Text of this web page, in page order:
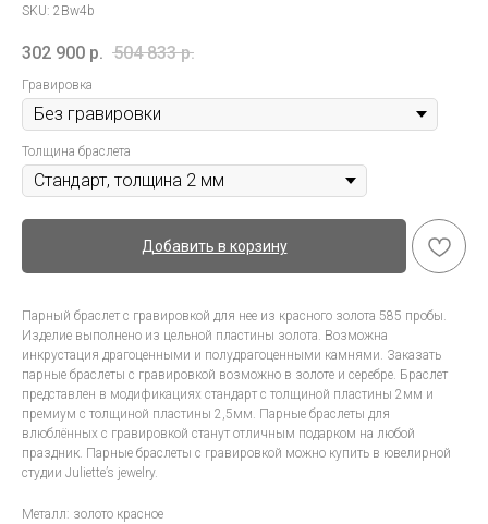
SKU: 2Bw4b
302 900 р. 504 833 р.
Гравировка
Толщина браслета
Добавить в корзину
Парный браслет с гравировкой для нее из красного золота 585 пробы.
Изделие выполнено из цельной пластины золота. Возможна
инкрустация драгоценными и полудрагоценными камнями. Заказать
парные браслеты с гравировкой возможно в золоте и серебре. Браслет
представлен в модификациях стандарт с толщиной пластины 2мм и
премиум с толщиной пластины 2,5мм. Парные браслеты для
влюблённых с гравировкой станут отличным подарком на любой
праздник. Парные браслеты с гравировкой можно купить в ювелирной
студии Juliette’s jewelry.
Металл: золото красное